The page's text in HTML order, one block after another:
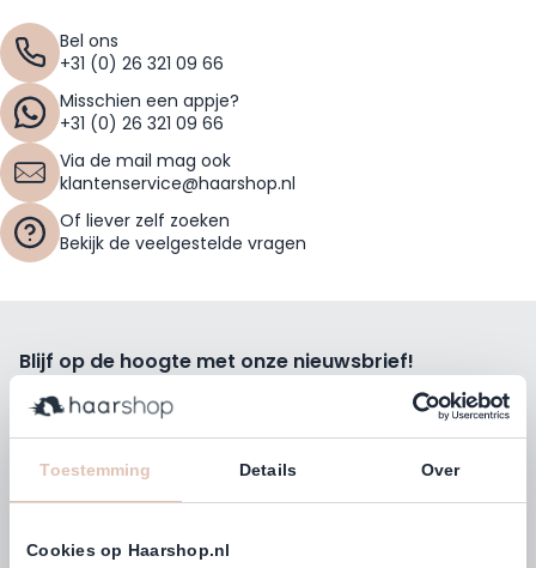
Toestemming Details Over
Cookies op Haarshop.nl
Bel ons
+31 (0) 26 321 09 66
Misschien een appje?
+31 (0) 26 321 09 66
Via de mail mag ook
klantenservice@haarshop.nl
Of liever zelf zoeken
Bekijk de veelgestelde vragen
Blijf op de hoogte met onze nieuwsbrief!
Ontvang wekelijks de beste kortingsacties, tips en nieuws
rechtstreeks in jou e-mailbox.
E-mailadres
Inschrijven
Volg ons